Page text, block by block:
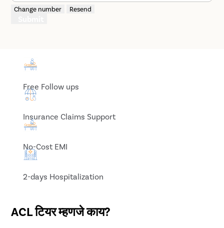
Change number Resend
Free Follow ups
Insurance Claims Support
No-Cost EMI
2-days Hospitalization
ACL टियर म्हणजे काय?